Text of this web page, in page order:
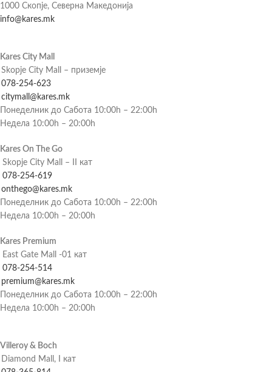
1000 Скопје, Северна Македонија
info@kares.mk
Kares City Mall
Skopje City Mall – приземје
078-254-623
citymall@kares.mk
Понеделник до Сабота 10:00h – 22:00h
Недела 10:00h – 20:00h
Kares On The Go
Skopje City Mall – II кат
078-254-619
onthego@kares.mk
Понеделник до Сабота 10:00h – 22:00h
Недела 10:00h – 20:00h
Kares Premium
East Gate Mall -01 кат
078-254-514
premium@kares.mk
Понеделник до Сабота 10:00h – 22:00h
Недела 10:00h – 20:00h
Villeroy & Boch
Diamond Mall, I кат